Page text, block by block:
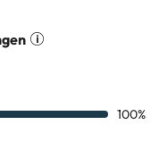
kostenpflichtig sein.
bei der Unterkunft
können von der
habt, kontaktiert